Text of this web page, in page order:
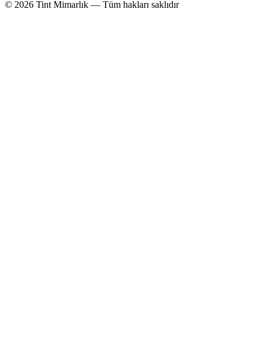
© 2026 Tint Mimarlık — Tüm hakları saklıdır